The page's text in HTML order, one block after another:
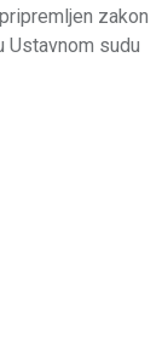
zakon
Ustavnom sudu